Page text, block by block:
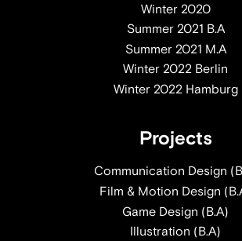
Winter 2020
Summer 2021 B.A
Summer 2021 M.A
Winter 2022 Berlin
Winter 2022 Hamburg
Projects
Communication Design
Film & Motion Design
Game Design (B.A)
Illustration (B.A)